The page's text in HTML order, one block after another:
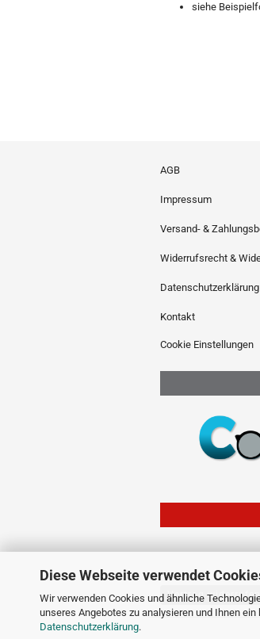
Diese Webseite verwendet
Wir verwenden Cookies und ähnliche
unseres Angebotes zu analysieren und Ihnen
Datenschutzerklärung.
siehe
AGB
Impressum
Versand- &
Widerrufsrecht &
Datenschutzerklärung
Kontakt
Cookie Einstellungen
Vertrag widerrufen